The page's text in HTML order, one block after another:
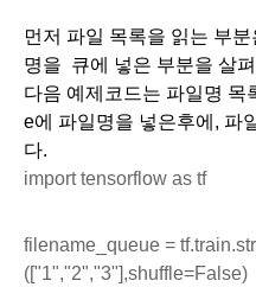
먼저 파일 목록을 읽는 부
명을  큐에 넣은 부분을 살
다음 예제코드는 파일명 목
e에 파일명을 넣은후에, 파
다.
import tensorflow as tf
filename_queue =
(["1","2","3"],shuffle=False)